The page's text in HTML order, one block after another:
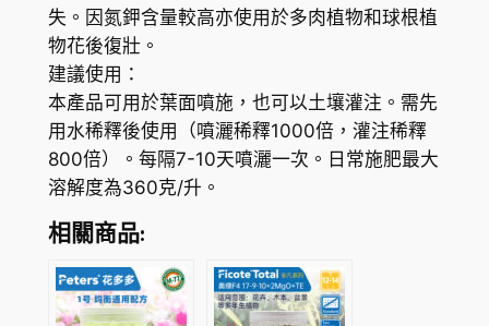
1
.
9
溶
肥
-
高
鉀
配
方
適
熱
帶
失。因氮鉀含量較高亦使用於多肉植物和球根植
物花後復壯。
建議使用：
本產品可用於葉面噴施，也可以土壤灌注。需先
用水稀釋後使用（噴灑稀釋1000倍，灌注稀釋
800倍）。每隔7-10天噴灑一次。日常施肥最大
溶解度為360克/升。
相關商品: